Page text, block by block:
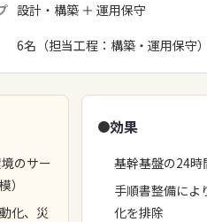
設計・構築 ＋ 運用保守
6名（担当工程：構築・運用保守）
のサー
）
化、災
効果
基幹基盤の24
手順書整備によ
化を排除